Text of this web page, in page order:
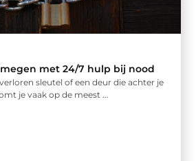
met 24/7 hulp bij nood
sleutel of een deur die achter je
je vaak op de meest ...